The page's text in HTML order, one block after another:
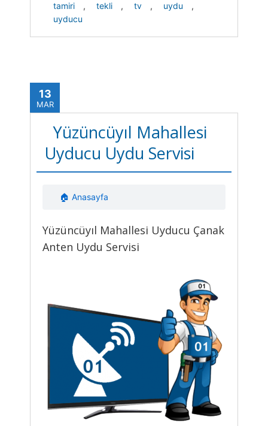
tamiri
, tekli , tv , uydu
,
uyducu
13
MAR
Yüzüncüyıl Mahallesi
Uyducu Uydu Servisi
🏠 Anasayfa
Yüzüncüyıl Mahallesi Uyducu Çanak
Anten Uydu Servisi